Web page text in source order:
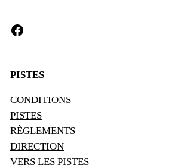
Facebook
PISTES
CONDITIONS
PISTES
RÈGLEMENTS
DIRECTION
VERS LES PISTES